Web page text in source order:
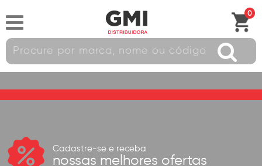
0
Cadastre-se e receba
nossas melhores ofertas